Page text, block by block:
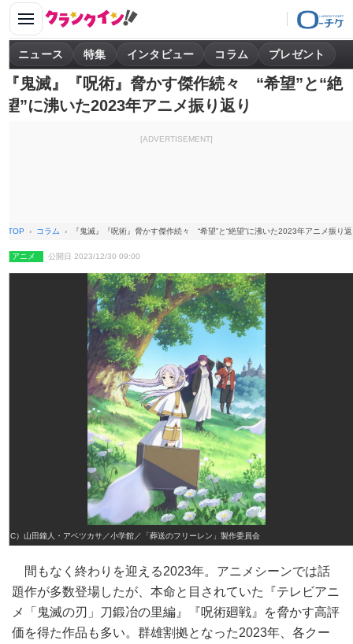
ニュース 特集 インタビュー コラム プレゼント
『鬼滅』『呪術』脅かす傑作続々 “希望”と“絶
望”に沸いた2023年アニメ振り返り
[ADVERTISEMENT]
TOP コラム 『鬼滅』『呪術』脅かす傑作続々 “希望”と“絶望”に沸いた2023年アニメ振り
アニメ 公開日 2023/12/30 09:00
（C）山田鐘人・アベツカサ／小学館／「葬送のフリーレン」製作委員会
間もなく終わりを迎える2023年。アニメシーンでは話
題作が多数登場したが、本命と目されていた『テレビアニ
メ「鬼滅の刃」刀鍛冶の里編』『呪術廻戦』を脅かす高評
価を得た作品も多い。群雄割拠となった2023年、各クー